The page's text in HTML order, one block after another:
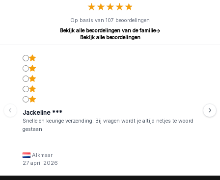
★★★★★
★★★★★
Op basis van 107 beoordelingen
Bekijk alle beoordelingen van de familie
Bekijk alle beoordelingen
Jackeline ***
Snelle en keurige verzending. Bij vragen wordt je altijd netjes te woord
gestaan
Alkmaar
27 april 2026